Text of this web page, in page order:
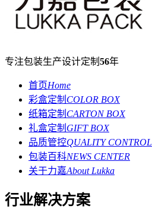
专注包装生产设计定制 56年
首页Home
彩盒定制 COLOR BOX
纸箱定制 CARTON BOX
礼盒定制 GIFT BOX
品质管控QUALITY CONTROL
包装百科NEWS CENTER
关于力嘉About Lukka
行业解决方案